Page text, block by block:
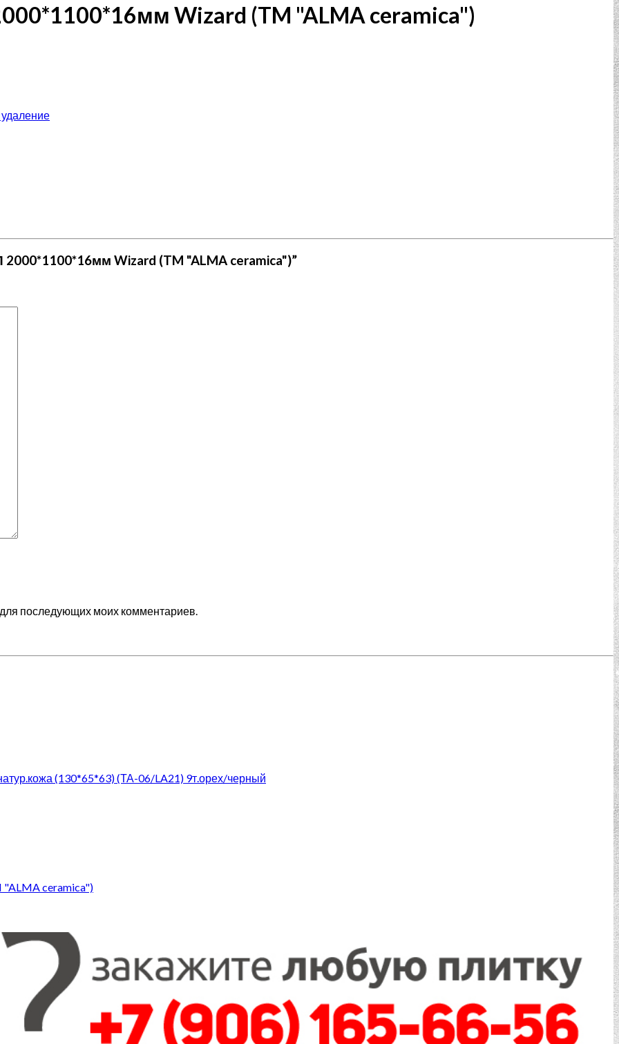
Wizard (TM "ALMA ceramica")
Wizard (TM "ALMA ceramica")”
последующих моих комментариев.
(130*65*63) (ТА-06/LA21) 9т.орех/черный
ceramica")
орех)